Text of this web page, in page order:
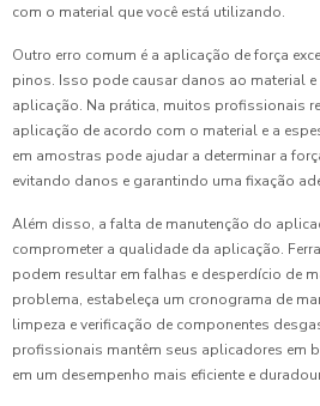
com o material que você está utilizando.
Outro erro comum é a aplicação de força
pinos. Isso pode causar danos ao material
aplicação. Na prática, muitos profissionais
aplicação de acordo com o material e a
em amostras pode ajudar a determinar a
evitando danos e garantindo uma fixação
Além disso, a falta de manutenção do
comprometer a qualidade da aplicação.
podem resultar em falhas e desperdício de
problema, estabeleça um cronograma de
limpeza e verificação de componentes
profissionais mantêm seus aplicadores em
em um desempenho mais eficiente e